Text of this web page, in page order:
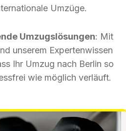
Umzüge.
Umzugslösungen: Mit
unserem Expertenwissen
Ihr Umzug nach Berlin so
wie möglich verläuft.